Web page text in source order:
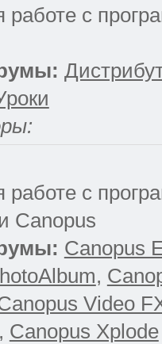
работе с
работе с
Canopus
Canopus
,
Video
, Canopus Xplode